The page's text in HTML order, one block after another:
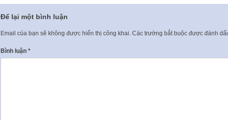
Để lại một bình luận
Email của bạn sẽ không được hiển thị công khai. Các trường bắt buộc được đánh
Bình luận *